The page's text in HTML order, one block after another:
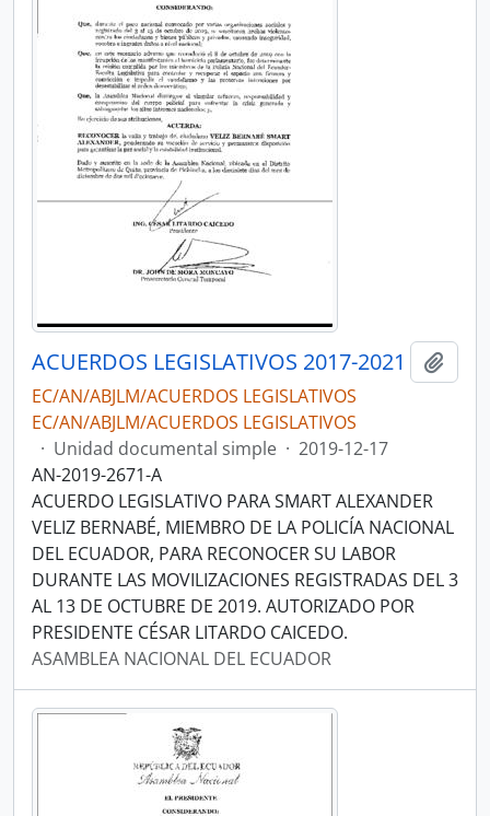
ACUERDOS LEGISLATIVOS 2017-2021
EC/AN/ABJLM/ACUERDOS LEGISLATIVOS
EC/AN/ABJLM/ACUERDOS LEGISLATIVOS
· Unidad documental simple · 2019-12-17
AN-2019-2671-A
ACUERDO LEGISLATIVO PARA SMART ALEXANDER
VELIZ BERNABÉ, MIEMBRO DE LA POLICÍA NACIONAL
DEL ECUADOR, PARA RECONOCER SU LABOR
DURANTE LAS MOVILIZACIONES REGISTRADAS DEL 3
AL 13 DE OCTUBRE DE 2019. AUTORIZADO POR
PRESIDENTE CÉSAR LITARDO CAICEDO.
ASAMBLEA NACIONAL DEL ECUADOR